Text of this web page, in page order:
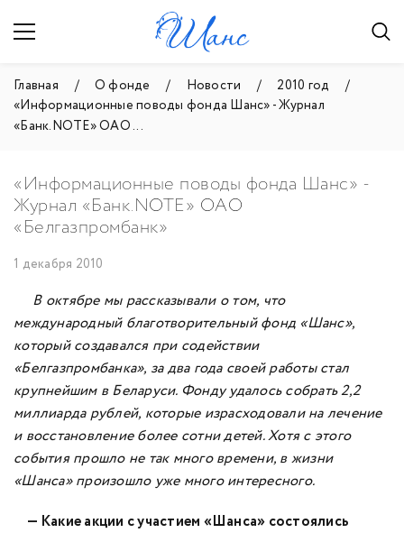
Главная О фонде Новости
2010 год
«Информационные поводы фонда Шанс» - Журнал
«Банк.NOTE» ОАО ...
«Информационные поводы фонда Шанс» -
Журнал «Банк.NOTE» ОАО
«Белгазпромбанк»
1 декабря 2010
В октябре мы рассказывали о том, что
международный благотворительный фонд «Шанс»,
который создавался при содействии
«Белгазпромбанка», за два года своей работы стал
крупнейшим в Беларуси. Фонду удалось собрать 2,2
миллиарда рублей, которые израсходовали на лечение
и восстановление более сотни детей. Хотя с этого
события прошло не так много времени, в жизни
«Шанса» произошло уже много интересного.
— Какие акции с участием «Шанса» состоялись